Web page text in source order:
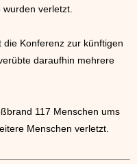
verletzt.
Konferenz zur künftigen
daraufhin mehrere
117 Menschen ums
Menschen verletzt.